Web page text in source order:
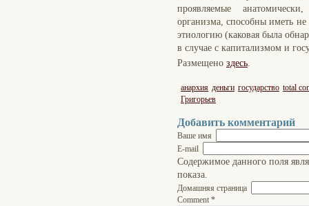
проявляемые
организма, способны иметь
этиологию (каковая была
в случае с капитализмом и
Размещено здесь.
анархия деньги государство total
Григорьев
Добавить комментарий
Ваше имя
E-mail
Содержимое данного поля
показа.
Домашняя страница
Comment *